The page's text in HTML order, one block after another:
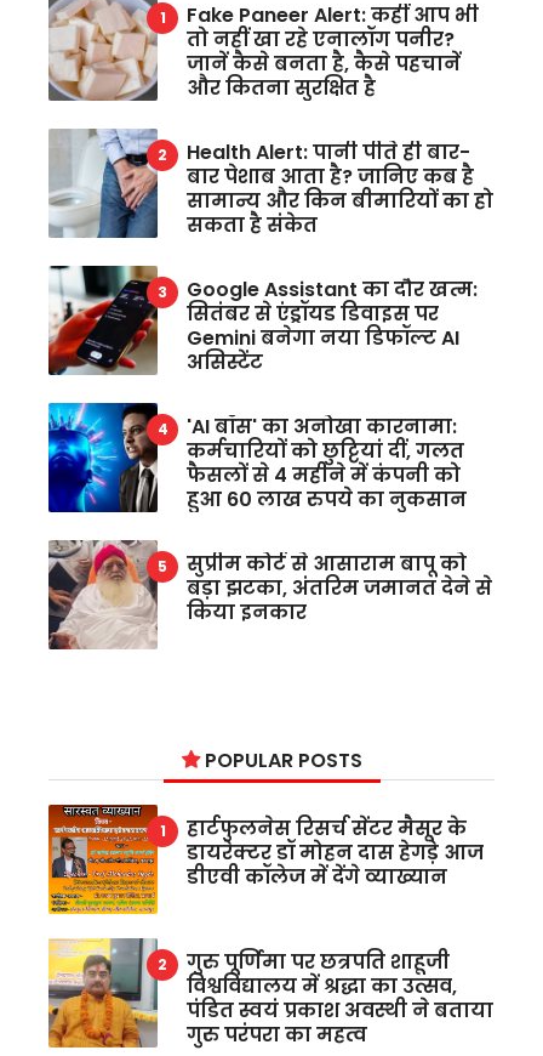
Fake Paneer Alert: कहीं आप भी
तो नहीं खा रहे एनालॉग पनीर?
जानें कैसे बनता है, कैसे पहचानें
और कितना सुरक्षित है
Health Alert: पानी पीते ही बार-
बार पेशाब आता है? जानिए कब है
सामान्य और किन बीमारियों का हो
सकता है संकेत
Google Assistant का दौर खत्म:
सितंबर से एंड्रॉयड डिवाइस पर
Gemini बनेगा नया डिफॉल्ट AI
असिस्टेंट
'AI बॉस' का अनोखा कारनामा:
कर्मचारियों को छुट्टियां दीं, गलत
फैसलों से 4 महीने में कंपनी को
हुआ 60 लाख रुपये का नुकसान
सुप्रीम कोर्ट से आसाराम बापू को
बड़ा झटका, अंतरिम जमानत देने से
किया इनकार
POPULAR POSTS
हार्टफुलनेस रिसर्च सेंटर मैसूर के
डायरेक्टर डॉ मोहन दास हेगड़े आज
डीएवी कॉलेज में देंगे व्याख्यान
गुरु पूर्णिमा पर छत्रपति शाहूजी
विश्वविद्यालय में श्रद्धा का उत्सव,
पंडित स्वयं प्रकाश अवस्थी ने बताया
गुरु परंपरा का महत्व